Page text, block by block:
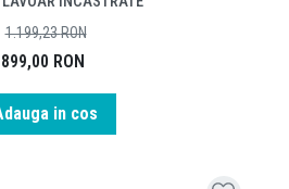
899,00 RON
1.199,23RON
in cos